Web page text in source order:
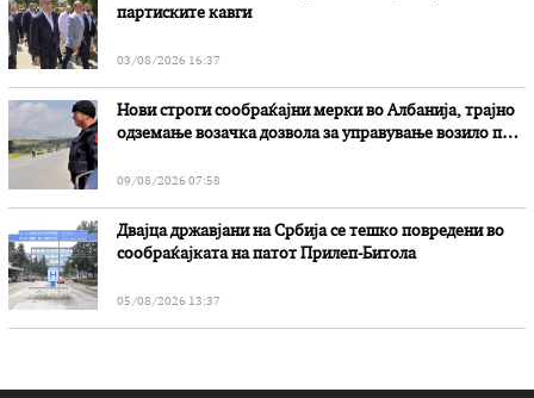
партиските кавги
03/08/2026 16:37
Нови строги сообраќајни мерки во Aлбанија, трајно
одземање возачка дозвола за управување возило под
09/08/2026 07:58
Двајца државјани на Србија се тешко повредени во
сообраќајката на патот Прилеп-Битола
05/08/2026 13:37